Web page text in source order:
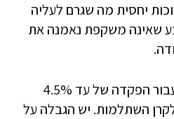
יחסית מה שגרם לעליה
שאינה משקפת נאמנה את
עצמאי יקבל הטבת מס עבור הפקדה של עד 4.5%
השתלמות. יש הגבלה על